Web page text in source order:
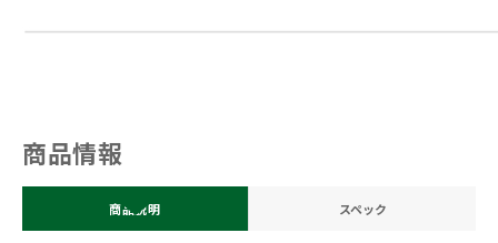
商品情報
商品説明 スペック